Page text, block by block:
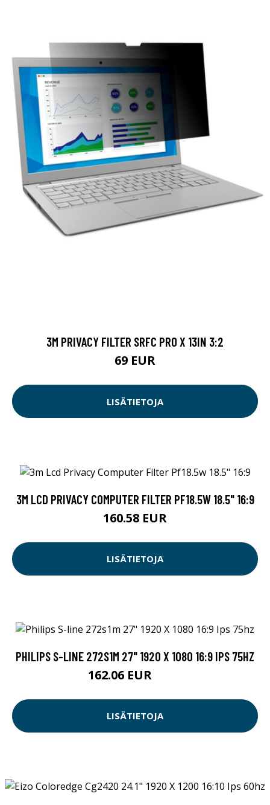
3M PRIVACY FILTER SRFC PRO X 13IN 3:2
69 EUR
LISÄTIETOJA
3M LCD PRIVACY COMPUTER FILTER PF18.5W 18.5" 16:9
160.58 EUR
LISÄTIETOJA
PHILIPS S-LINE 272S1M 27" 1920 X 1080 16:9 IPS 75HZ
162.06 EUR
LISÄTIETOJA